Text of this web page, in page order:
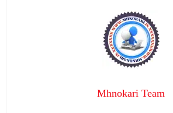
Mhnokari Team